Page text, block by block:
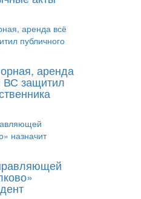
аренда
ВС защитил